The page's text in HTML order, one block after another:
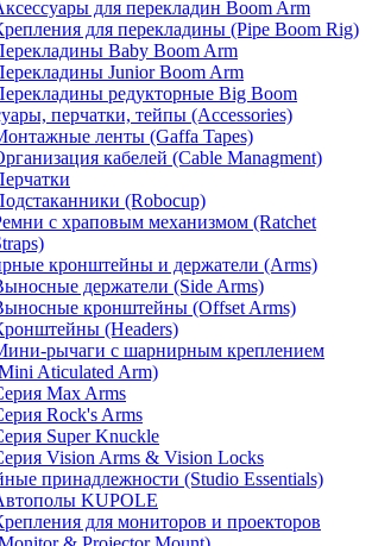
для перекладин Boom Arm
для перекладины (Pipe Boom Rig)
Baby Boom Arm
Junior Boom Arm
редукторные Big Boom
перчатки, тейпы (Accessories)
ленты (Gaffa Tapes)
кабелей (Cable Managment)
(Robocup)
с храповым механизмом (Ratchet
кронштейны и держатели (Arms)
держатели (Side Arms)
кронштейны (Offset Arms)
(Headers)
рычаги с шарнирным креплением
Aticulated Arm)
Max Arms
Rock's Arms
Super Knuckle
Vision Arms & Vision Locks
принадлежности (Studio Essentials)
KUPOLE
для мониторов и проекторов